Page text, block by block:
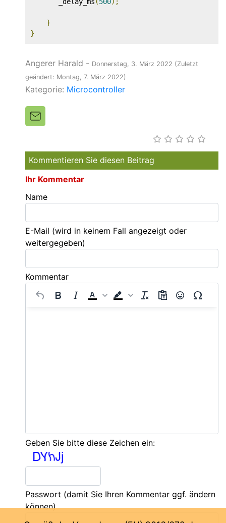
}
}
Angerer Harald - Donnerstag, 3. März 2022 (Zuletzt
geändert: Montag, 7. März 2022)
Kategorie: Microcontroller
Kommentieren Sie diesen Beitrag
Ihr Kommentar
Name
E-Mail (wird in keinem Fall angezeigt oder
weitergegeben)
Kommentar
Geben Sie bitte diese Zeichen ein:
Passwort (damit Sie Ihren Kommentar ggf. ändern
können)